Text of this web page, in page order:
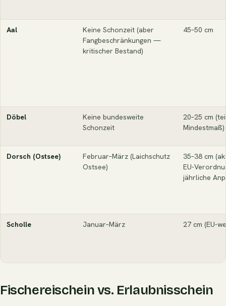
Aal
Keine Schonzeit (aber
Fangbeschränkungen —
kritischer Bestand)
45–50 cm
Döbel
Keine bundesweite
Schonzeit
20–25 cm
Mindestmaß)
Dorsch (Ostsee)
Februar–März (Laichschutz
Ostsee)
35–38 cm
EU-
jährliche
Scholle Januar–März 27 cm (EU-
Fischereischein vs. Erlaubnisschein